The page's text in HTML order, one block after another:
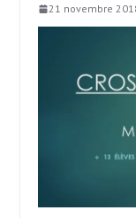
21 novembre